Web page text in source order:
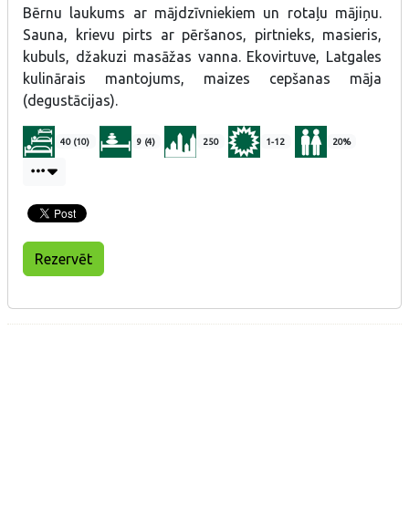
Bērnu laukums ar mājdzīvniekiem un rotaļu mājiņu.
Sauna, krievu pirts ar pēršanos, pirtnieks, masieris,
kubuls, džakuzi masāžas vanna. Ekovirtuve, Latgales
kulinārais mantojums, maizes cepšanas māja
(degustācijas).
40 (10) 9 (4) 250 1-12 20%
Rezervēt